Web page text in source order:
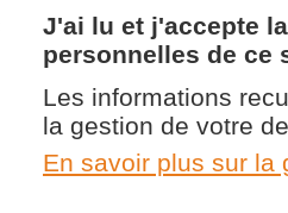
J'ai lu et j'accepte
personnelles de ce
Les informations
la gestion de votre
En savoir plus sur la